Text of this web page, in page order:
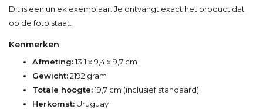
Dit is een uniek exemplaar. Je ontvangt exact het product dat
op de foto staat.
Kenmerken
Afmeting:13,1 x 9,4 x 9,7 cm
Gewicht:2192 gram
Totale hoogte:19,7 cm (inclusief standaard)
Herkomst: Uruguay